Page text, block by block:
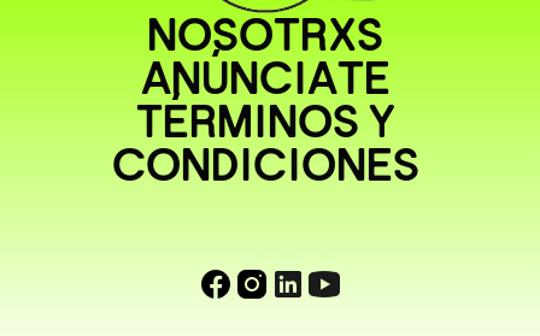
NOSOTRXS
ANÚNCIATE
TÉRMINOS Y
CONDICIONES